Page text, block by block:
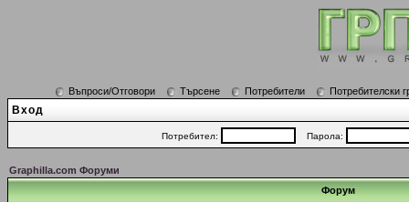
Въпроси/Отговори Търсене Потребители Потребителски
Вход
Потребител: Парола:
Graphilla.com Форуми
Форум